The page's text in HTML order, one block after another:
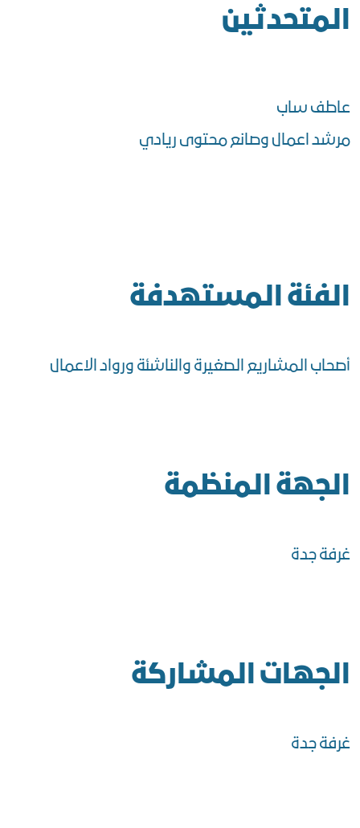
المتحدثين
عاطف ساب
مرشد اعمال وصانع محتوى ريادي
الفئة المستهدفة
أصحاب المشاريع الصغيرة والناشئة ورواد الاعمال
الجهة المنظمة
غرفة جدة
الجهات المشاركة
غرفة جدة